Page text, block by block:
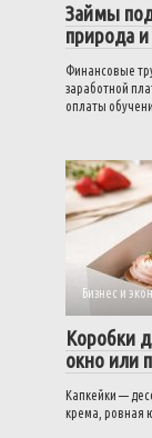
Займы
природа
Финансовые
заработной
оплаты
Бизнес и
Коробки
окно или
Капкейки —
крема, ровная